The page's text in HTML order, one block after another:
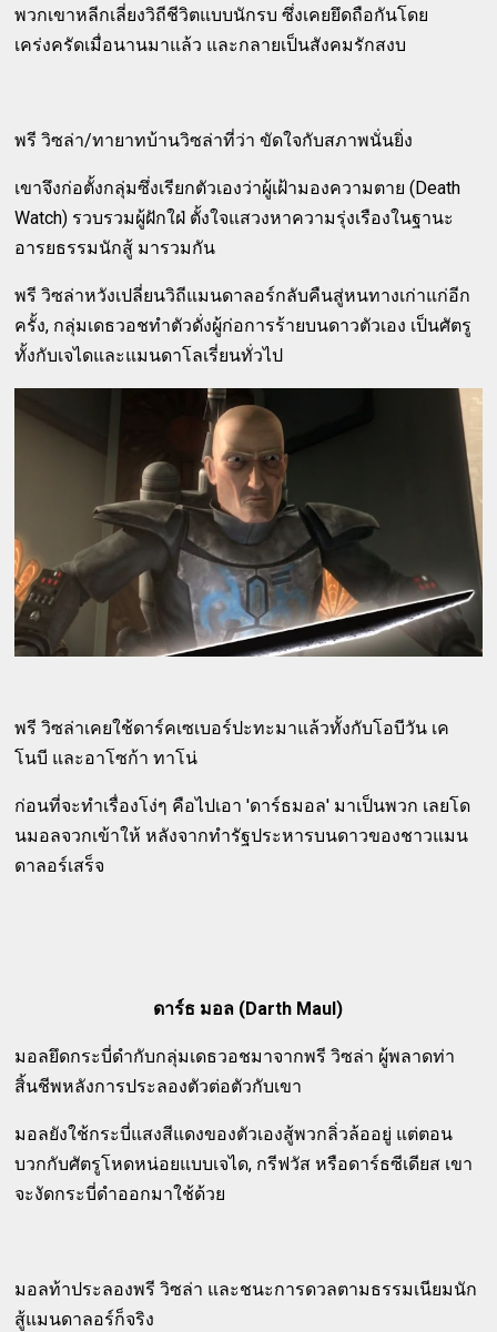
พวกเขาหลีกเลี่ยงวิถีชีวิตแบบนักรบ ซึ่งเคยยึดถือกันโดย
เคร่งครัดเมื่อนานมาแล้ว และกลายเป็นสังคมรักสงบ
พรี วิซล่า/ทายาทบ้านวิซล่าที่ว่า ขัดใจกับสภาพนั่นยิ่ง
เขาจึงก่อตั้งกลุ่มซึ่งเรียกตัวเองว่าผู้เฝ้ามองความตาย (Death
Watch) รวบรวมผู้ฝักใฝ่ ตั้งใจแสวงหาความรุ่งเรืองในฐานะ
อารยธรรมนักสู้ มารวมกัน
พรี วิซล่าหวังเปลี่ยนวิถีแมนดาลอร์กลับคืนสู่หนทางเก่าแก่อีก
ครั้ง, กลุ่มเดธวอชทำตัวดั่งผู้ก่อการร้ายบนดาวตัวเอง เป็นศัตรู
ทั้งกับเจไดและแมนดาโลเรี่ยนทั่วไป
พรี วิซล่าเคยใช้ดาร์คเซเบอร์ปะทะมาแล้วทั้งกับโอบีวัน เค
โนบี และอาโซก้า ทาโน่
ก่อนที่จะทำเรื่องโง่ๆ คือไปเอา 'ดาร์ธมอล' มาเป็นพวก เลยโด
นมอลจวกเข้าให้ หลังจากทำรัฐประหารบนดาวของชาวแมน
ดาลอร์เสร็จ
ดาร์ธ มอล (Darth Maul)
มอลยึดกระบี่ดำกับกลุ่มเดธวอชมาจากพรี วิซล่า ผู้พลาดท่า
สิ้นชีพหลังการประลองตัวต่อตัวกับเขา
มอลยังใช้กระบี่แสงสีแดงของตัวเองสู้พวกลิ่วล้ออยู่ แต่ตอน
บวกกับศัตรูโหดหน่อยแบบเจได, กรีฟวัส หรือดาร์ธซีเดียส เขา
จะงัดกระบี่ดำออกมาใช้ด้วย
มอลท้าประลองพรี วิซล่า และชนะการดวลตามธรรมเนียมนัก
สู้แมนดาลอร์ก็จริง